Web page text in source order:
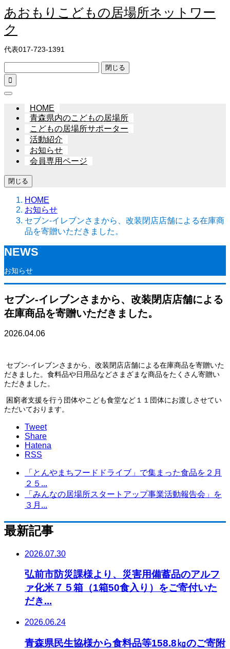
あおもりこどもの居場所ネットワー
ク
代表017-723-1391
閉じる

HOME
青森県内のこどもの居場所
こどもの居場所サポーター
活動紹介
お知らせ
会員専用ページ
閉じる
HOME
お知らせ
セブン‐イレブンさまから、改装閉店店舗による在庫商
品を寄贈いただきました。
NEWS
お知らせ
セブン‐イレブンさまから、改装閉店店舗による
在庫商品を寄贈いただきました。
2026.04.06
セブン‐イレブンさまから、改装閉店店舗による在庫商品を寄贈いた
だきました。食料品や日用品などさまざまな商品をたくさん寄贈い
ただきました。
困窮者支援を行う団体やこども食堂など１１団体にお渡しさせてい
ただいております。
Tweet
Share
Hatena
RSS
「とんやまちフードドライブ」で集まった食品を２月
２５...
「みんなの居場所スタートアップ事業活動報告会」を
３月...
最新記事
2026.07.30
弘前市防災課様より、災害用備蓄品のアルフ
ァ化米７５箱（1箱50食入り）をご寄付いた
だき...
2026.06.24
青森県民生協様から食料品等158.8㎏のご寄附